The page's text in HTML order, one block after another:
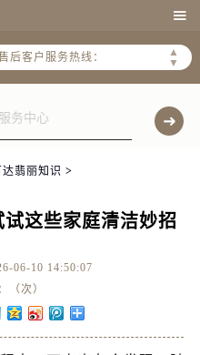

▲
▼
务网络优化升级公告
后客户服务热线：
最新网点地址：
北京市东城区东长安街1号东方广场写字楼W3座6层602室（需提前预约）
北京市朝阳区建国门外大街甲6号华熙国际中心写字楼D座11层1102室（需提前预约）
达翡丽知识 >
这些家庭清洁妙招
06-10 14:50:07
（次）